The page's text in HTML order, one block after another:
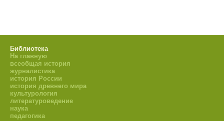
Библиотека
На главную
всеобщая история
журналистика
история России
история древнего мира
культурология
литературоведение
наука
педагогика